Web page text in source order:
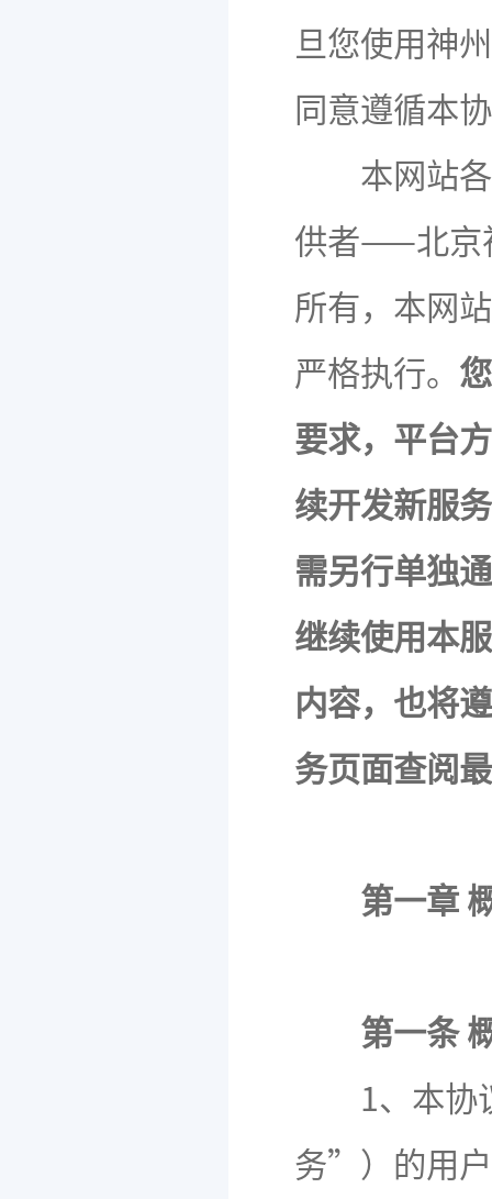
旦您使用神
同意遵循本
本网站各
供者——北京
所有，本网
严格执行。
要求，平台
续开发新服
需另行单独
继续使用本
内容，也将
务页面查阅
第一章
第一条
1、本协议
务”）的用